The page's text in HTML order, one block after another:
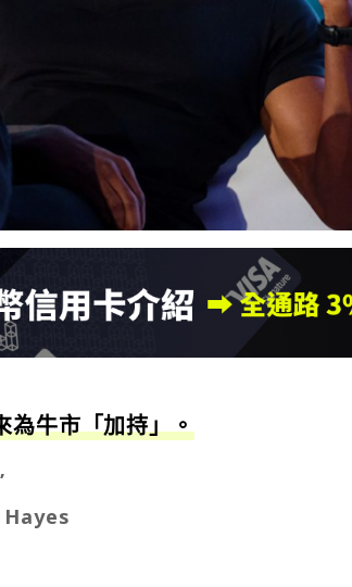
為牛市「加持」。